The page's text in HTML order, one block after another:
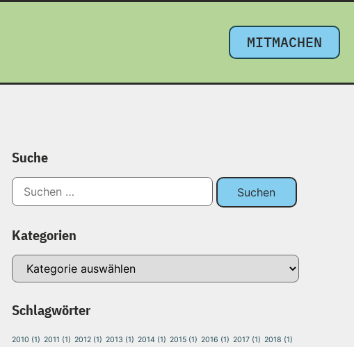
MITMACHEN
Suche
Kategorien
Schlagwörter
2010 (1) 2011 (1) 2012(1) 2013 (1) 2014 (1) 2015(1) 2016 (1) 2017(1) 2018 (1)